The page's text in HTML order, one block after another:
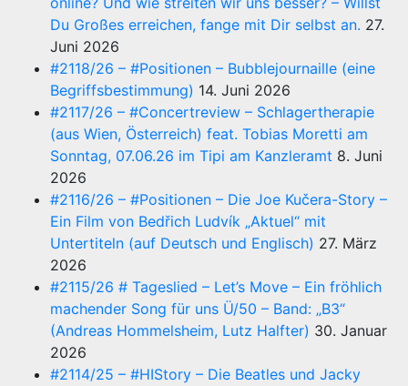
Du Großes erreichen, fange mit Dir selbst an. 27.
Juni 2026
#2118/26 – #Positionen – Bubblejournaille (eine
Begriffsbestimmung) 14. Juni 2026
#2117/26 – #Concertreview – Schlagertherapie
(aus Wien, Österreich) feat. Tobias Moretti am
Sonntag, 07.06.26 im Tipi am Kanzleramt 8. Juni
2026
#2116/26 – #Positionen – Die Joe Kučera-Story –
Ein Film von Bedřich Ludvík „Aktuel“ mit
Untertiteln (auf Deutsch und Englisch) 27. März
2026
#2115/26 # Tageslied – Let’s Move – Ein fröhlich
machender Song für uns Ü/50 – Band: „B3“
(Andreas Hommelsheim, Lutz Halfter) 30. Januar
2026
#2114/25 – #HIStory – Die Beatles und Jacky